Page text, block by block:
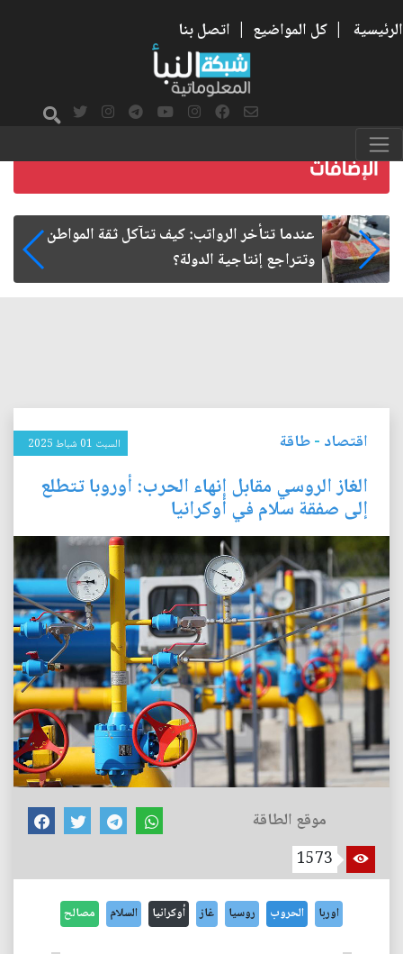
الرئيسية | كل المواضيع | اتصل بنا
صمت الطريق بعد الأربعين
اقتصاد -طاقة السبت 01 شباط 2025
الغاز الروسي مقابل إنهاء الحرب: أوروبا تتطلع
إلى صفقة سلام في أوكرانيا
موقع الطاقة
1573
اوربا الحروب روسيا غاز أوكرانيا السلام مصالح